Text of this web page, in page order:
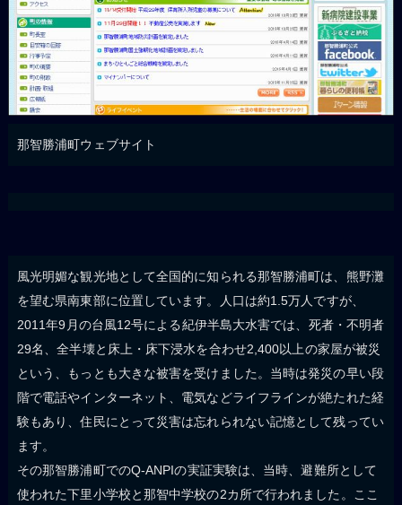
那智勝浦町ウェブサイト
風光明媚な観光地として全国的に知られる那智勝浦町は、熊野灘
を望む県南東部に位置しています。人口は約1.5万人ですが、
2011年9月の台風12号による紀伊半島大水害では、死者・不明者
29名、全半壊と床上・床下浸水を合わせ2,400以上の家屋が被災
という、もっとも大きな被害を受けました。当時は発災の早い段
階で電話やインターネット、電気などライフラインが絶たれた経
験もあり、住民にとって災害は忘れられない記憶として残ってい
ます。
その那智勝浦町でのQ-ANPIの実証実験は、当時、避難所として
使われた下里小学校と那智中学校の2カ所で行われました。ここ